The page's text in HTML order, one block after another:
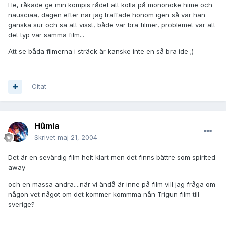
He, råkade ge min kompis rådet att kolla på mononoke hime och
nausciaä, dagen efter när jag träffade honom igen så var han
ganska sur och sa att visst, både var bra filmer, problemet var att
det typ var samma film...
Att se båda filmerna i sträck är kanske inte en så bra ide ;)
Citat
Hûmla
Skrivet maj 21, 2004
Det är en sevärdig film helt klart men det finns bättre som spirited
away
och en massa andra....när vi ändå är inne på film vill jag fråga om
någon vet något om det kommer kommma nån Trigun film till
sverige?